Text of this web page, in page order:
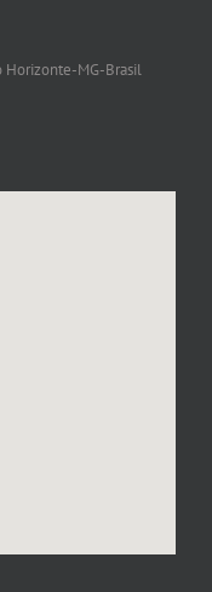
Horizonte-MG-Brasil